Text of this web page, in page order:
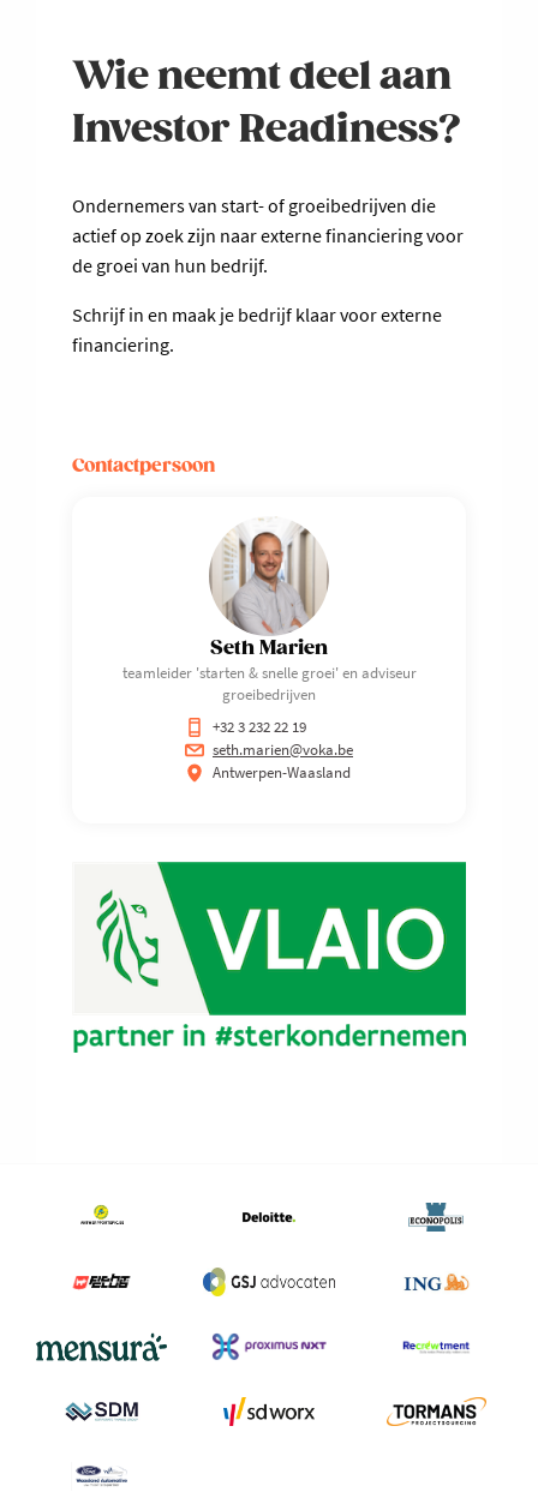
Wie neemt deel aan
Investor Readiness?
Ondernemers van start- of groeibedrijven die
actief op zoek zijn naar externe financiering voor
de groei van hun bedrijf.
Schrijf in en maak je bedrijf klaar voor externe
financiering.
Contactpersoon
Seth Marien
teamleider 'starten & snelle groei' en adviseur
groeibedrijven
+32 3 232 22 19
seth.marien@voka.be
Antwerpen-Waasland